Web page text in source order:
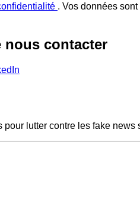
. Vos données
nous contacter
pour lutter contre les fake news